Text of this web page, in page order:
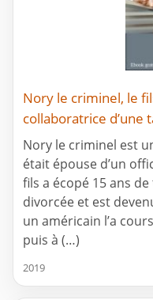
Nory le criminel, le
collaboratrice d’une
Nory le criminel est
était épouse d’un
fils a écopé 15 ans
divorcée et est
un américain l’a
puis à (…)
2019